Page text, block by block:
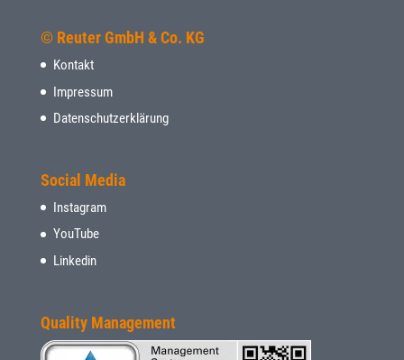
© Reuter GmbH & Co. KG
Kontakt
Impressum
Datenschutzerklärung
Social Media
Instagram
YouTube
Linkedin
Quality Management